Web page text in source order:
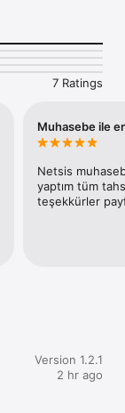
7 Ratings
Muhasebe ile
Netsis
yaptım tüm
teşekkürler
Version 1.2.1
2 hr ago